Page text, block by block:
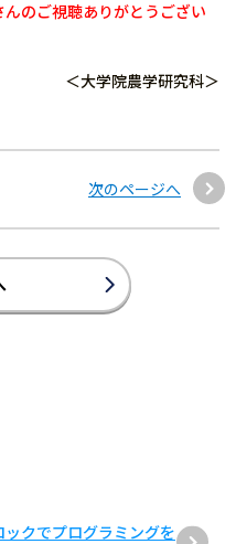
のご視聴ありがとうござい
＜大学院農学研究科＞
次のページへ
クでプログラミングを